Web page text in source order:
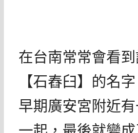
在台南常常會看
【石舂臼】的名
早期廣安宮附近